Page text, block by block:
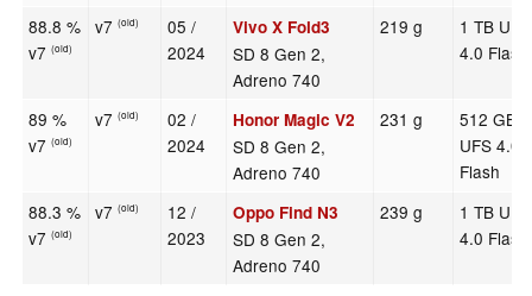
88.8 %
v7(old)
v7(old)
05 /
2024
Vivo X Fold3
SD 8 Gen 2,
Adreno 740
219 g
1 TB UFS
4.0 Flash
89 %
v7(old)
v7(old)
02 /
2024
Honor Magic V2
SD 8 Gen 2,
Adreno 740
231 g
512 GB
UFS 4.0
Flash
88.3 %
v7(old)
v7(old)
12 /
2023
Oppo Find N3
SD 8 Gen 2,
Adreno 740
239 g
1 TB UFS
4.0 Flash